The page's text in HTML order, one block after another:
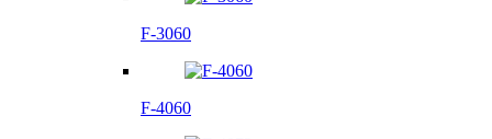
F-3060
F-4060